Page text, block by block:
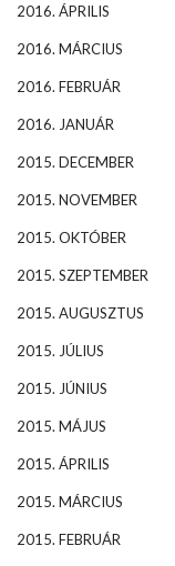
2016. ÁPRILIS
2016. MÁRCIUS
2016. FEBRUÁR
2016. JANUÁR
2015. DECEMBER
2015. NOVEMBER
2015. OKTÓBER
2015. SZEPTEMBER
2015. AUGUSZTUS
2015. JÚLIUS
2015. JÚNIUS
2015. MÁJUS
2015. ÁPRILIS
2015. MÁRCIUS
2015. FEBRUÁR